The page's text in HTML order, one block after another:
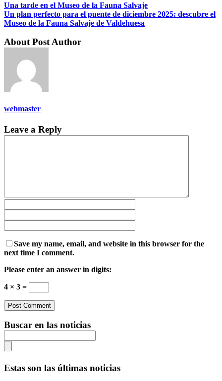
Una tarde en el Museo de la Fauna Salvaje
Un plan perfecto para el puente de diciembre 2025: descubre el
Museo de la Fauna Salvaje de Valdehuesa
About Post Author
webmaster
Leave a Reply
Save my name, email, and website in this browser for the
next time I comment.
Please enter an answer in digits:
4 × 3 =
Buscar en las noticias
Estas son las últimas noticias